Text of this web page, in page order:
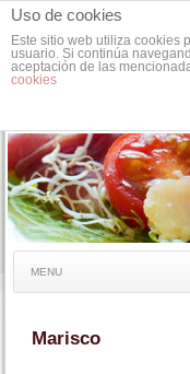
Uso de cookies
Este sitio web utiliza cookies
usuario. Si continúa
aceptación de las
cookies
MENU
Marisco